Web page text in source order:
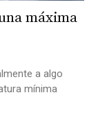
máxima
a algo
mínima